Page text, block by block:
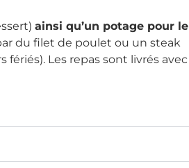
ainsi qu’un potage pour le
du filet de poulet ou un steak
Les repas sont livrés avec